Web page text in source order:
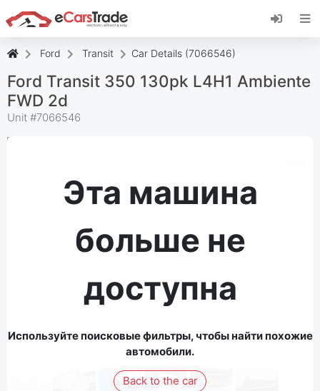
Установите веб-приложение eCarsTrade,
добавьте его на главный экран и получайте
Ford Transit Car Details (7066546)
Ford Transit 350 130pk L4H1 Ambiente
FWD 2d
Unit #7066546
Эта машина
больше не
доступна
Используйте поисковые фильтры, чтобы найти похожие
автомобили.
Back to the car